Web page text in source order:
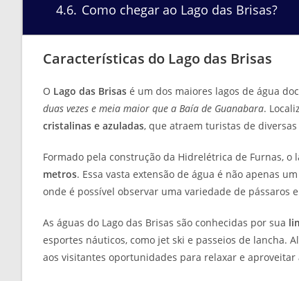
4.6 Como chegar ao Lago das Brisas?
Características do Lago das Brisas
O Lago das Brisas é um dos maiores lagos de água
duas vezes e meia maior que a Baía de Guanabara.
cristalinas e azuladas, que atraem turistas de
Formado pela construção da Hidrelétrica de Furnas,
metros. Essa vasta extensão de água é não apenas
onde é possível observar uma variedade de pássaros
As águas do Lago das Brisas são conhecidas por sua
esportes náuticos, como jet ski e passeios de lancha.
aos visitantes oportunidades para relaxar e aproveitar